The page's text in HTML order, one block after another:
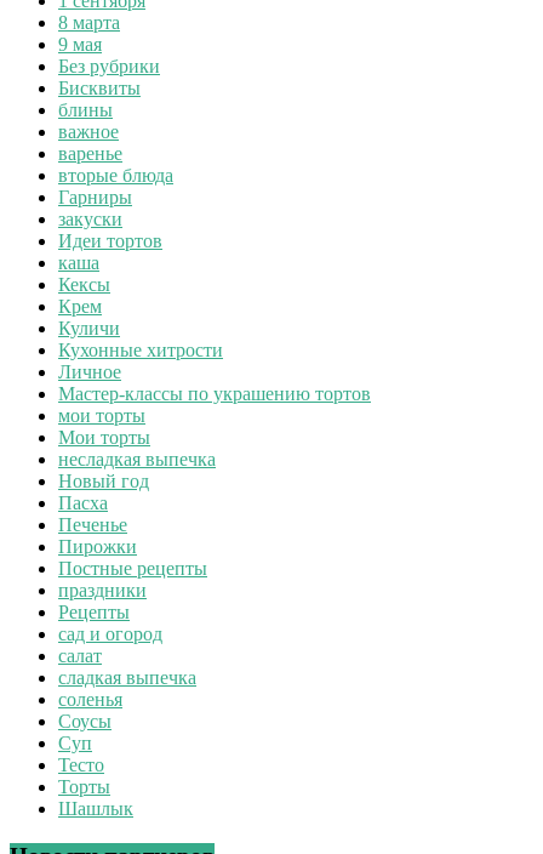
8 марта
9 мая
Без рубрики
Бисквиты
блины
важное
варенье
вторые блюда
Гарниры
закуски
Идеи тортов
каша
Кексы
Крем
Куличи
Кухонные хитрости
Личное
Мастер-классы по украшению тортов
мои торты
Мои торты
несладкая выпечка
Новый год
Пасха
Печенье
Пирожки
Постные рецепты
праздники
Рецепты
сад и огород
салат
сладкая выпечка
соленья
Соусы
Суп
Тесто
Торты
Шашлык